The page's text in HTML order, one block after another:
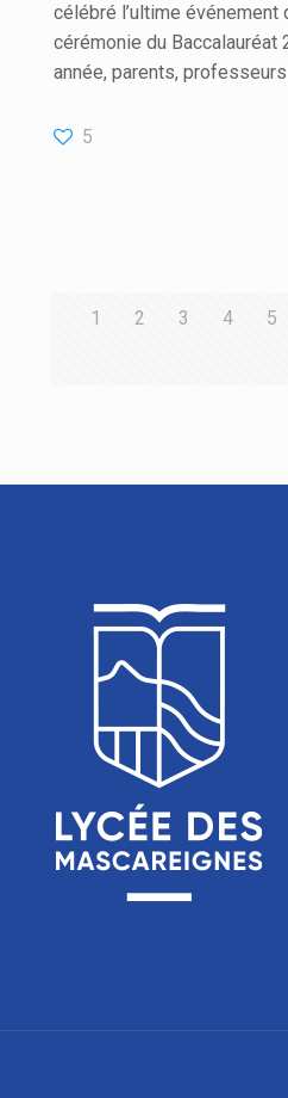
célébré l’ultime événement
cérémonie du Baccalauréat
année, parents,
5
1 2 3 4 5